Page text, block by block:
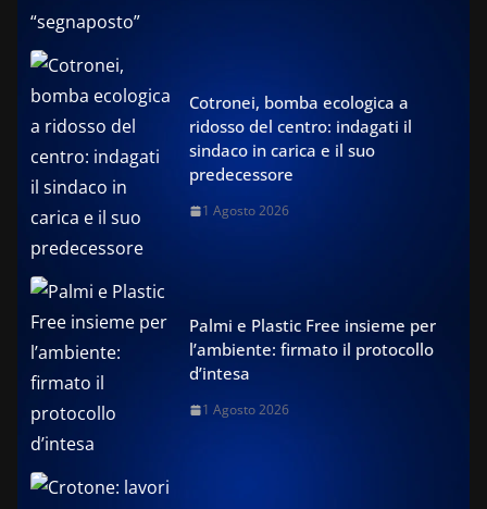
Cotronei, bomba ecologica a
ridosso del centro: indagati il
sindaco in carica e il suo
predecessore
1 Agosto 2026
Palmi e Plastic Free insieme per
l’ambiente: firmato il protocollo
d’intesa
1 Agosto 2026